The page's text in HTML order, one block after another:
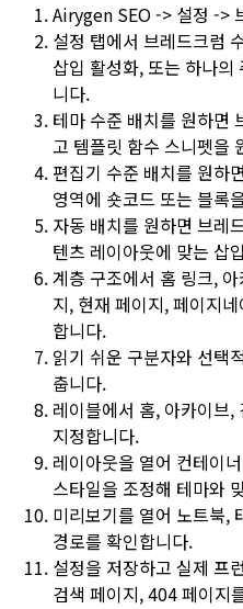
Airygen SEO -> 설정 ->
설정 탭에서 브레드크럼
삽입 활성화, 또는 하나의
니다.
테마 수준 배치를 원하면
고 템플릿 함수 스니펫을
편집기 수준 배치를 원하
영역에 숏코드 또는 블록
자동 배치를 원하면 브레
텐츠 레이아웃에 맞는 삽
계층 구조에서 홈 링크,
지, 현재 페이지, 페이지
합니다.
읽기 쉬운 구분자와 선택적
춥니다.
레이블에서 홈, 아카이브,
지정합니다.
레이아웃을 열어 컨테이
스타일을 조정해 테마와
미리보기를 열어 노트북,
경로를 확인합니다.
설정을 저장하고 실제 프
검색 페이지,404페이지